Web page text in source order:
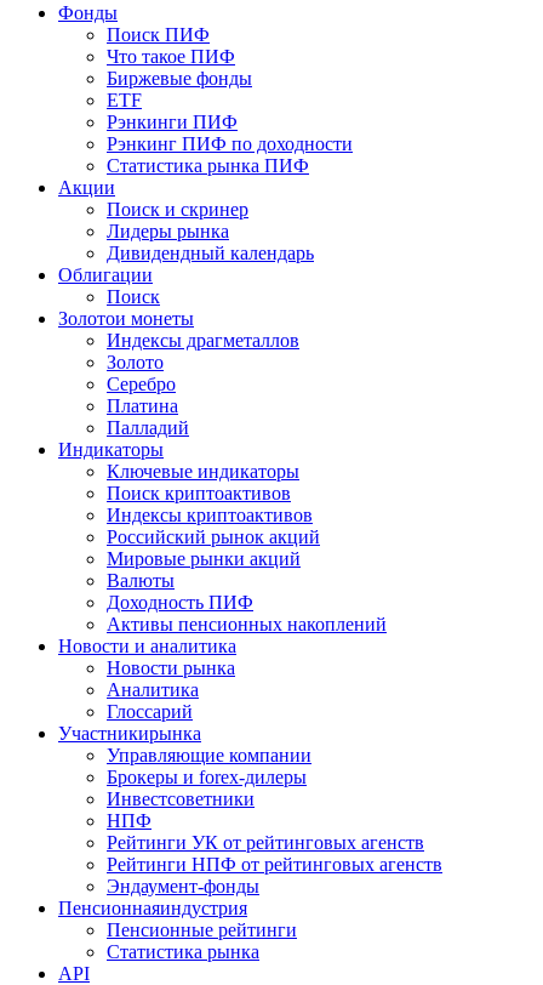
Фонды
Поиск ПИФ
Что такое ПИФ
Биржевые фонды
ETF
Рэнкинги ПИФ
Рэнкинг ПИФ по доходности
Статистика рынка ПИФ
Акции
Поиск и скринер
Лидеры рынка
Дивидендный календарь
Облигации
Поиск
Золотои монеты
Индексы драгметаллов
Золото
Серебро
Платина
Палладий
Индикаторы
Ключевые индикаторы
Поиск криптоактивов
Индексы криптоактивов
Российский рынок акций
Мировые рынки акций
Валюты
Доходность ПИФ
Активы пенсионных накоплений
Новости и аналитика
Новости рынка
Аналитика
Глоссарий
Участникирынка
Управляющие компании
Брокеры и forex-дилеры
Инвестсоветники
НПФ
Рейтинги УК от рейтинговых агенств
Рейтинги НПФ от рейтинговых агенств
Эндаумент-фонды
Пенсионнаяиндустрия
Пенсионные рейтинги
Статистика рынка
API